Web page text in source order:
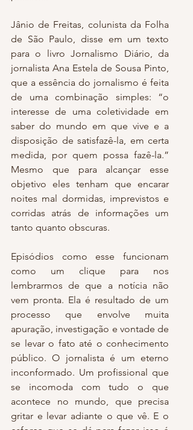
Jânio de Freitas, colunista da Folha
de São Paulo, disse em um texto
para o livro Jornalismo Diário, da
jornalista Ana Estela de Sousa Pinto,
que a essência do jornalismo é feita
de uma combinação simples: “o
interesse de uma coletividade em
saber do mundo em que vive e a
disposição de satisfazê-la, em certa
medida, por quem possa fazê-la.”
Mesmo que para alcançar esse
objetivo eles tenham que encarar
noites mal dormidas, imprevistos e
corridas atrás de informações um
tanto quanto obscuras.
Episódios como esse funcionam
como um clique para nos
lembrarmos de que a notícia não
vem pronta. Ela é resultado de um
processo que envolve muita
apuração, investigação e vontade de
se levar o fato até o conhecimento
público. O jornalista é um eterno
inconformado. Um profissional que
se incomoda com tudo o que
acontece no mundo, que precisa
gritar e levar adiante o que vê. E o